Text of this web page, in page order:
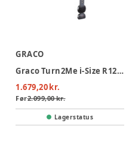
GRACO
Graco Turn2Me i-Size R129 Autostol - Midnight
1.679,20 kr.
Før2.099,00 kr.
Lagerstatus